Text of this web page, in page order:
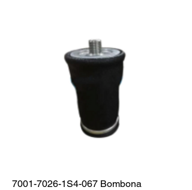
7001-7026-1S4-067 Bombona